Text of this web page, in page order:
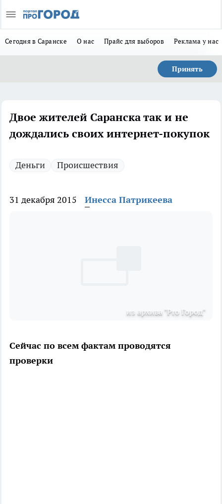
Сегодня в Саранске О нас Прайс для выборов Реклама у нас
Принять
Двое жителей Саранска так и не
дождались своих интернет-покупок
Деньги Происшествия
31 декабря 2015 Инесса Патрикеева
из архива "Pro Город"
Сейчас по всем фактам проводятся
проверки